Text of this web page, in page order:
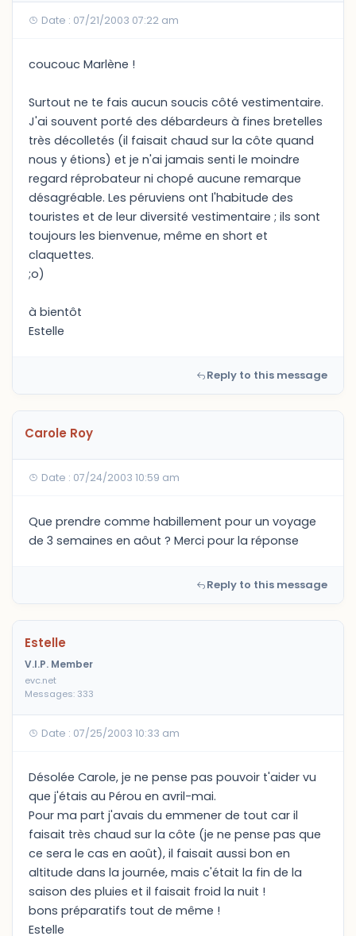
Date : 07/21/2003 07:22 am
coucouc Marlène !
Surtout ne te fais aucun soucis côté vestimentaire.
J'ai souvent porté des débardeurs à fines bretelles
très décolletés (il faisait chaud sur la côte quand
nous y étions) et je n'ai jamais senti le moindre
regard réprobateur ni chopé aucune remarque
désagréable. Les péruviens ont l'habitude des
touristes et de leur diversité vestimentaire ; ils sont
toujours les bienvenue, même en short et
claquettes.
;o)
à bientôt
Estelle
Reply to this message
Carole Roy
Date : 07/24/2003 10:59 am
Que prendre comme habillement pour un voyage
de 3 semaines en aôut ? Merci pour la réponse
Reply to this message
Estelle
V.I.P. Member
evc.net
Messages: 333
Date : 07/25/2003 10:33 am
Désolée Carole, je ne pense pas pouvoir t'aider vu
que j'étais au Pérou en avril-mai.
Pour ma part j'avais du emmener de tout car il
faisait très chaud sur la côte (je ne pense pas que
ce sera le cas en août), il faisait aussi bon en
altitude dans la journée, mais c'était la fin de la
saison des pluies et il faisait froid la nuit !
bons préparatifs tout de même !
Estelle